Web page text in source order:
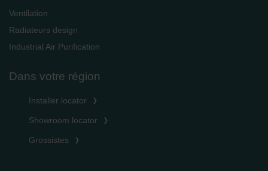
Ventilation
Radiateurs design
Industrial Air Purification
Dans votre région
Installer locator
Showroom locator
Grossistes